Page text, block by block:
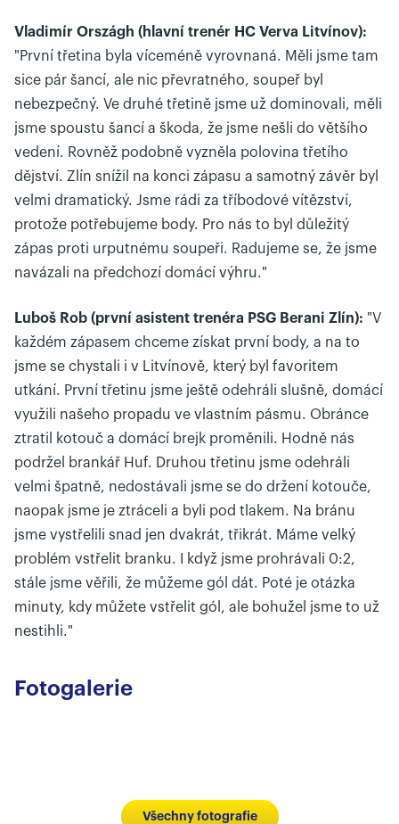
Vladimír Országh (hlavní trenér HC Verva Litvínov):
"První třetina byla víceméně vyrovnaná. Měli jsme tam
sice pár šancí, ale nic převratného, soupeř byl
nebezpečný. Ve druhé třetině jsme už dominovali, měli
jsme spoustu šancí a škoda, že jsme nešli do většího
vedení. Rovněž podobně vyzněla polovina třetího
dějství. Zlín snížil na konci zápasu a samotný závěr byl
velmi dramatický. Jsme rádi za tříbodové vítězství,
protože potřebujeme body. Pro nás to byl důležitý
zápas proti urputnému soupeři. Radujeme se, že jsme
navázali na předchozí domácí výhru."
Luboš Rob (první asistent trenéra PSG Berani Zlín): "V
každém zápasem chceme získat první body, a na to
jsme se chystali i v Litvínově, který byl favoritem
utkání. První třetinu jsme ještě odehráli slušně, domácí
využili našeho propadu ve vlastním pásmu. Obránce
ztratil kotouč a domácí brejk proměnili. Hodně nás
podržel brankář Huf. Druhou třetinu jsme odehráli
velmi špatně, nedostávali jsme se do držení kotouče,
naopak jsme je ztráceli a byli pod tlakem. Na bránu
jsme vystřelili snad jen dvakrát, třikrát. Máme velký
problém vstřelit branku. I když jsme prohrávali 0:2,
stále jsme věřili, že můžeme gól dát. Poté je otázka
minuty, kdy můžete vstřelit gól, ale bohužel jsme to už
nestihli."
Fotogalerie
Všechny fotografie